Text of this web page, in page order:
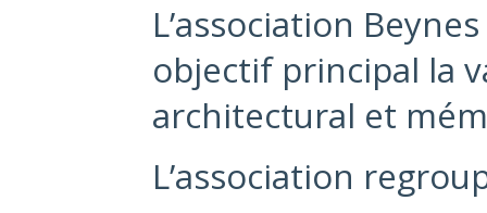
L’association
objectif principal la
architectural et
L’association